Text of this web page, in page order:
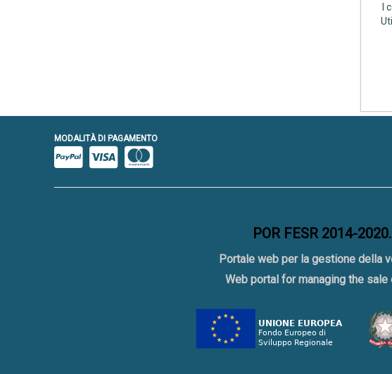
MODALITÀ DI PAGAMENTO
POR FESR 2014-
Portale web per la gestione della
Web portal for managing the
I